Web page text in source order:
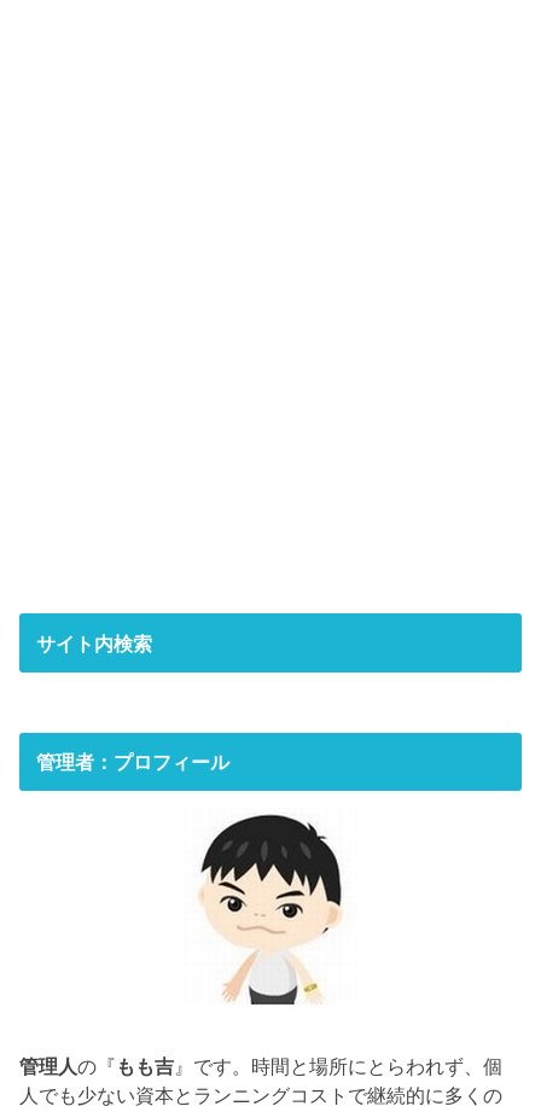
サイト内検索
管理者：プロフィール
管理人の『 もも吉 』です。時間と場所にとらわれず、個
人でも少ない資本とランニングコストで継続的に多くの